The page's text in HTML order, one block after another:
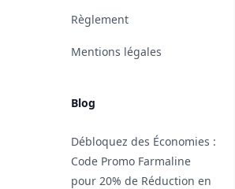
Règlement
Mentions légales
Blog
Débloquez des Économies :
Code Promo Farmaline
pour 20% de Réduction en